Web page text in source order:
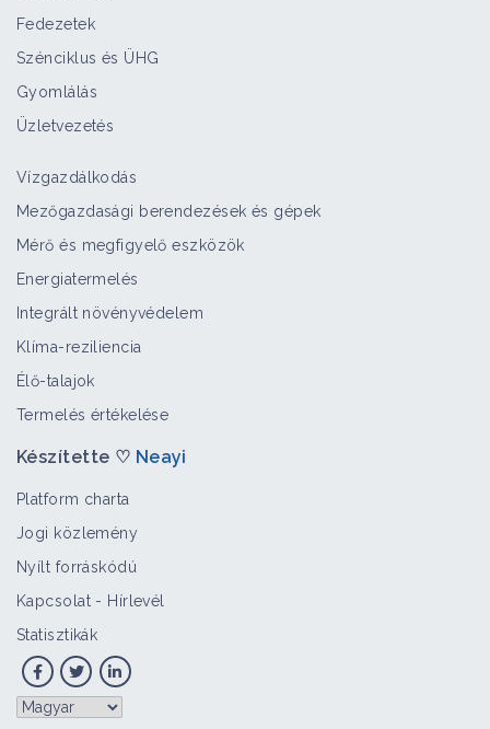
Kukorica-golyvásüszög
Hagymarozsda
Fedezetek
Szénciklus és ÜHG
Gyomlálás
Üzletvezetés
Vízgazdálkodás
Mezőgazdasági berendezések és gépek
Mérő és megfigyelő eszközök
Energiatermelés
Integrált növényvédelem
Klíma-reziliencia
Élő-talajok
Termelés értékelése
Készítette ♡ Neayi
Platform charta
Jogi közlemény
Nyílt forráskódú
Kapcsolat- Hírlevél
Statisztikák